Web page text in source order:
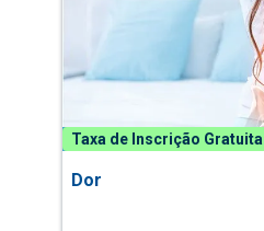
Taxa de Inscrição Gratuita
Dor